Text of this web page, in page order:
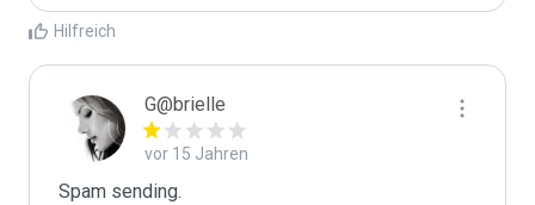
Hilfreich
G@brielle
vor 15 Jahren
Spam sending.